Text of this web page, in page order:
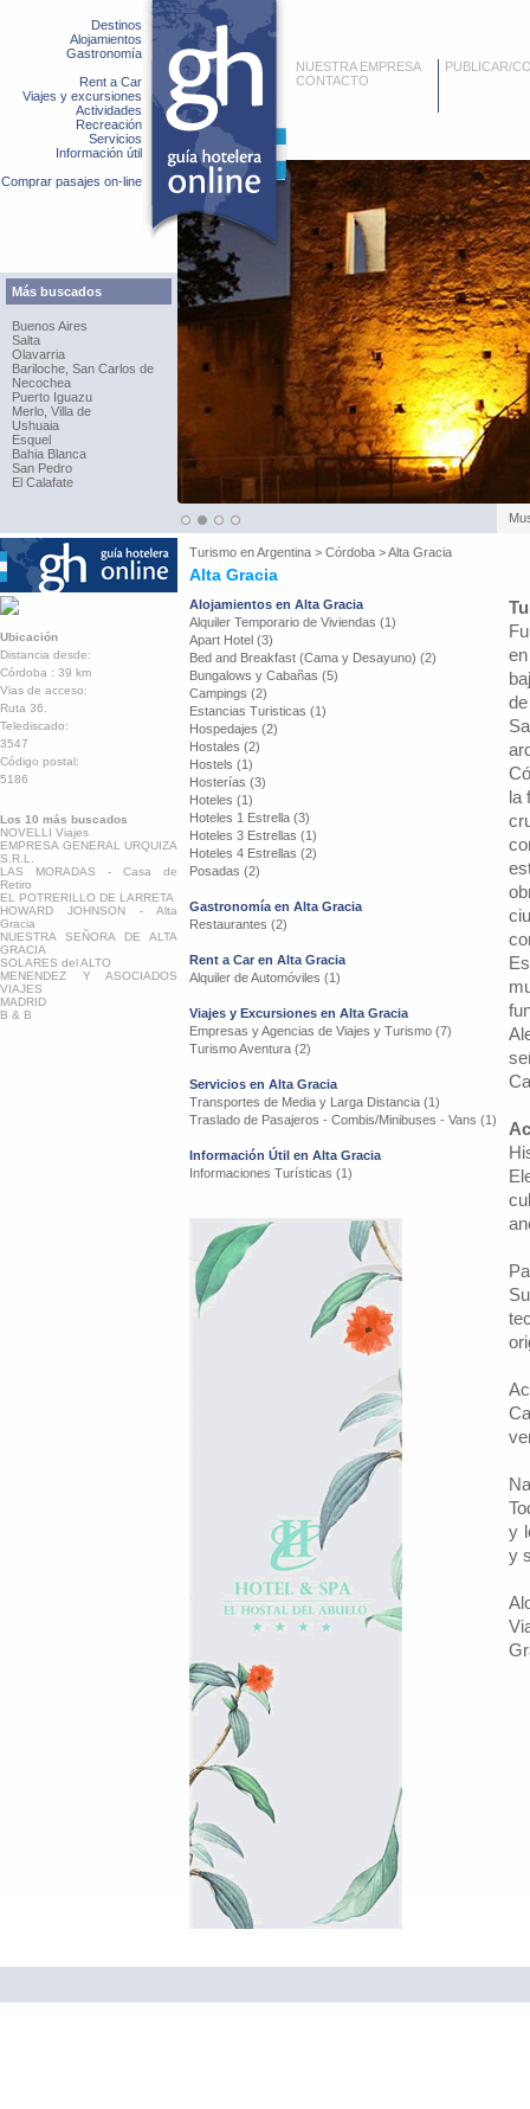
Destinos
Alojamientos
Gastronomía
Rent a Car
Viajes y excursiones
Actividades
Recreación
Servicios
Información útil
Comprar pasajes on-line
Más buscados
Buenos Aires
Salta
Olavarria
Bariloche, San Carlos de
Necochea
Puerto Iguazu
Merlo, Villa de
Ushuaia
Esquel
Bahia Blanca
San Pedro
El Calafate
NUESTRA EMPRESA
CONTACTO
PUBLICAR/
Turismo enArgentina > Córdoba >Alta Gracia
Alta Gracia
Ubicación
Distancia desde:
Córdoba : 39 km
Vias de acceso:
Ruta 36.
Telediscado:
3547
Código postal:
5186
Los 10 más buscados
NOVELLI Viajes
EMPRESA GENERAL URQUIZA
S.R.L.
LAS MORADAS - Casa de
Retiro
EL POTRERILLO DE LARRETA
HOWARD JOHNSON - Alta
Gracia
NUESTRA SEÑORA DE ALTA
GRACIA
SOLARES del ALTO
MENENDEZ Y ASOCIADOS
VIAJES
MADRID
B & B
Alojamientos en Alta Gracia
Alquiler Temporario de Viviendas (1)
Apart Hotel (3)
Bed and Breakfast (Cama y Desayuno) (2)
Bungalows y Cabañas (5)
Campings (2)
Estancias Turisticas (1)
Hospedajes (2)
Hostales (2)
Hostels (1)
Hosterías (3)
Hoteles (1)
Hoteles 1 Estrella (3)
Hoteles 3 Estrellas (1)
Hoteles 4 Estrellas (2)
Posadas (2)
Gastronomía en Alta Gracia
Restaurantes (2)
Rent a Car en Alta Gracia
Alquiler de Automóviles (1)
Viajes y Excursiones en Alta Gracia
Empresas y Agencias de Viajes y Turismo (7)
Turismo Aventura (2)
Servicios en Alta Gracia
Transportes de Media y Larga Distancia (1)
Traslado de Pasajeros - Combis/Minibuses - Vans (1)
Información Útil en Alta Gracia
Informaciones Turísticas (1)
la
y
y